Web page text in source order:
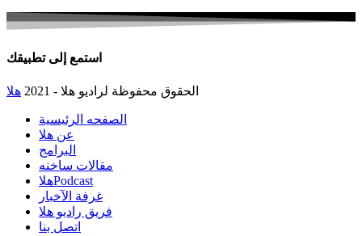
استمع إلى تطبيقك
الحقوق محفوظة لراديو هلا - 2021 هلا
الصفحه الرئيسية
عن هلا
البرامج
مقالات ساخنه
هلاPodcast
غرفة الآخبار
فريق راديو هلا
اتصل بنا